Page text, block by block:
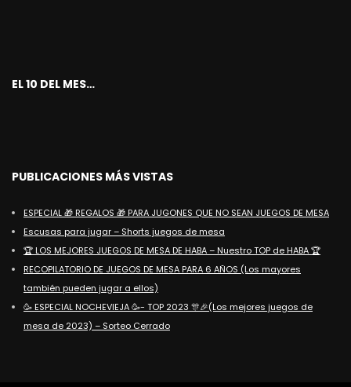
EL 10 DEL MES…
PUBLICACIONES MÁS VISTAS
ESPECIAL 🎁 REGALOS 🎁 PARA JUGONES QUE NO SEAN JUEGOS DE MESA
Escusas para jugar – Shorts juegos de mesa
🏆 LOS MEJORES JUEGOS DE MESA DE HABA – Nuestro TOP de HABA 🏆
RECOPILATORIO DE JUEGOS DE MESA PARA 6 AÑOS (Los mayores
también pueden jugar a ellos)
🥳 ESPECIAL NOCHEVIEJA 🥳- TOP 2023 🎊🎉(Los mejores juegos de
mesa de 2023) – Sorteo Cerrado